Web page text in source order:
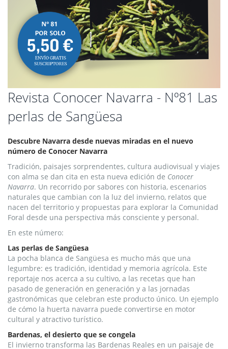
Revista Conocer Navarra - Nº81 Las
perlas de Sangüesa
Descubre Navarra desde nuevas miradas en el nuevo
número de Conocer Navarra
Tradición, paisajes sorprendentes, cultura audiovisual y viajes
con alma se dan cita en esta nueva edición de Conocer
Navarra. Un recorrido por sabores con historia, escenarios
naturales que cambian con la luz del invierno, relatos que
nacen del territorio y propuestas para explorar la Comunidad
Foral desde una perspectiva más consciente y personal.
En este número:
Las perlas de Sangüesa
La pocha blanca de Sangüesa es mucho más que una
legumbre: es tradición, identidad y memoria agrícola. Este
reportaje nos acerca a su cultivo, a las recetas que han
pasado de generación en generación y a las jornadas
gastronómicas que celebran este producto único. Un ejemplo
de cómo la huerta navarra puede convertirse en motor
cultural y atractivo turístico.
Bardenas, el desierto que se congela
El invierno transforma las Bardenas Reales en un paisaje de
Saltar
al
comienzo
de
galería
de
imágenes